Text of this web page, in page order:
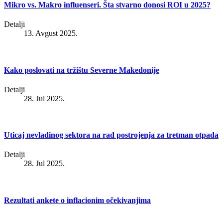
Mikro vs. Makro influenseri. Šta stvarno donosi ROI u 2025?
Detalji
13. Avgust 2025.
Kako poslovati na tržištu Severne Makedonije
Detalji
28. Jul 2025.
Uticaj nevladinog sektora na rad postrojenja za tretman otpada
Detalji
28. Jul 2025.
Rezultati ankete o inflacionim očekivanjima